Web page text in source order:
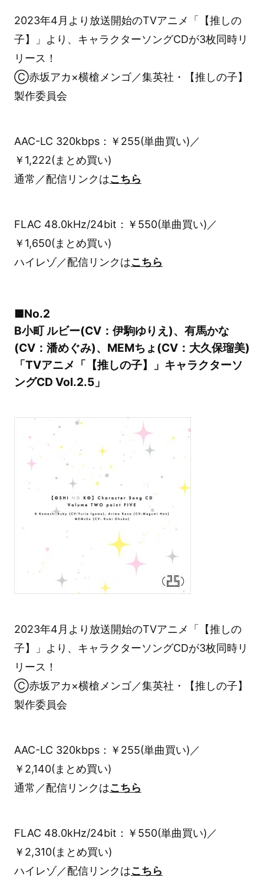
2023年4月より放送開始のTVアニメ「【推しの
子】」より、キャラクターソングCDが3枚同時リ
リース！
Ⓒ赤坂アカ×横槍メンゴ／集英社・【推しの子】
製作委員会
AAC-LC 320kbps：￥255(単曲買い)／
￥1,222(まとめ買い)
通常／配信リンクはこちら
FLAC 48.0kHz/24bit：￥550(単曲買い)／
￥1,650(まとめ買い)
ハイレゾ／配信リンクはこちら
■No.2
B小町 ルビー(CV：伊駒ゆりえ)、有馬かな
(CV：潘めぐみ)、MEMちょ(CV：大久保瑠美)
「TVアニメ「【推しの子】」キャラクターソ
ングCD Vol.2.5」
2023年4月より放送開始のTVアニメ「【推しの
子】」より、キャラクターソングCDが3枚同時リ
リース！
Ⓒ赤坂アカ×横槍メンゴ／集英社・【推しの子】
製作委員会
AAC-LC 320kbps：￥255(単曲買い)／
￥2,140(まとめ買い)
通常／配信リンクはこちら
FLAC 48.0kHz/24bit：￥550(単曲買い)／
￥2,310(まとめ買い)
ハイレゾ／配信リンクはこちら